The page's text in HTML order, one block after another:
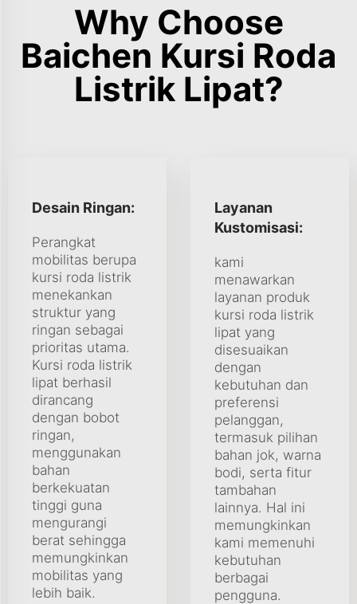
Why Choose
Baichen Kursi Roda
Listrik Lipat?
Desain Ringan:
Perangkat
mobilitas berupa
kursi roda listrik
menekankan
struktur yang
ringan sebagai
prioritas utama.
Kursi roda listrik
lipat berhasil
dirancang
dengan bobot
ringan,
menggunakan
bahan
berkekuatan
tinggi guna
mengurangi
berat sehingga
memungkinkan
mobilitas yang
lebih baik.
Layanan
Kustomisasi:
kami
menawarkan
layanan produk
kursi roda listrik
lipat yang
disesuaikan
dengan
kebutuhan dan
preferensi
pelanggan,
termasuk pilihan
bahan jok, warna
bodi, serta fitur
tambahan
lainnya. Hal ini
memungkinkan
kami memenuhi
kebutuhan
berbagai
pengguna.